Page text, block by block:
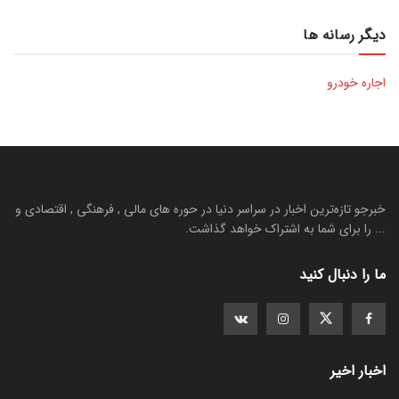
دیگر رسانه ها
اجاره خودرو
خبرجو تازه‌ترین اخبار در سراسر دنیا در حوره های مالی , فرهنگی , اقتصادی و
... را برای شما به اشتراک خواهد گذاشت.
ما را دنبال کنید
اخبار اخیر